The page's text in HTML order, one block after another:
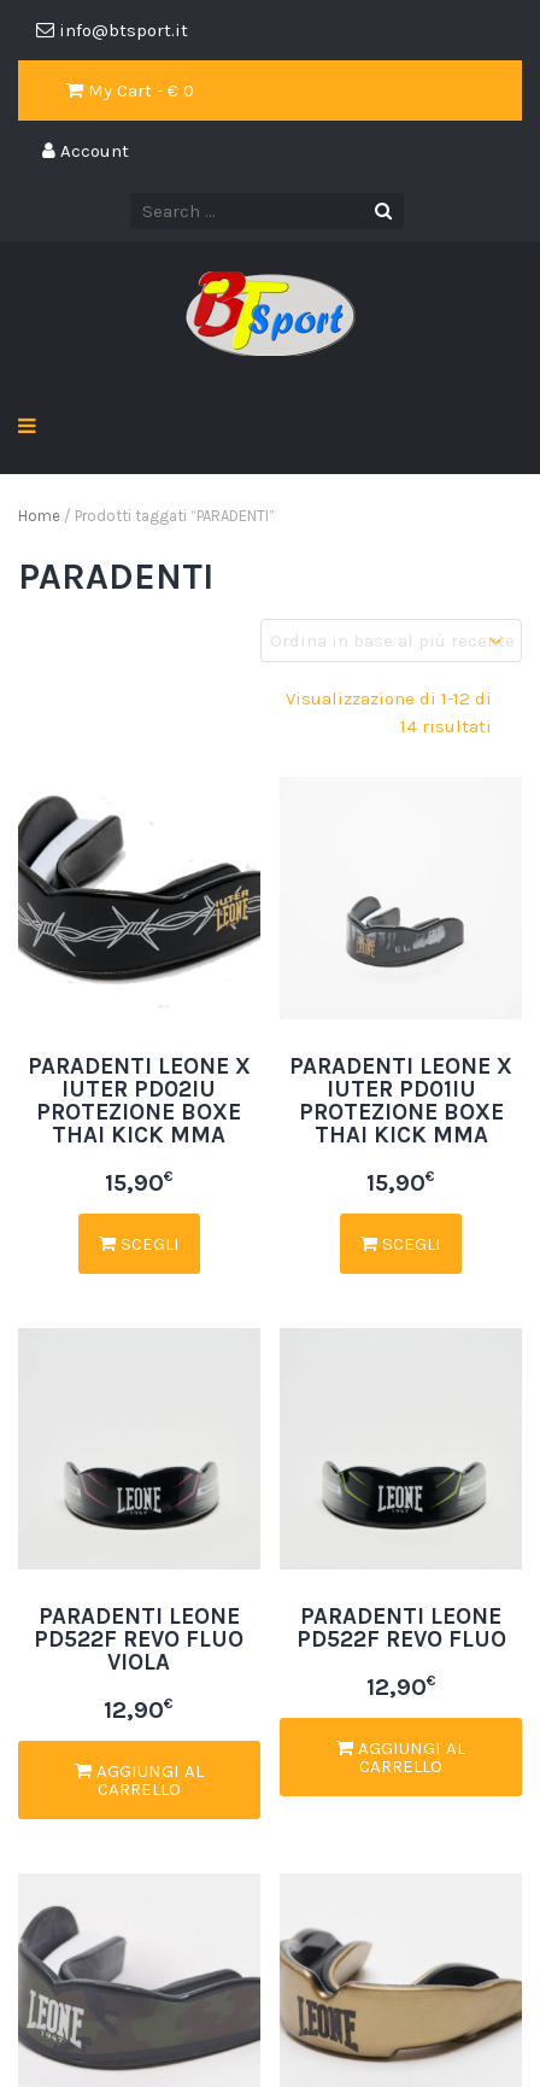
info@btsport.it
My Cart - € 0
Account
Home / Prodotti taggati “PARADENTI”
PARADENTI
Visualizzazione di 1-12 di
14 risultati
PARADENTI LEONE X
IUTER PD02IU
PROTEZIONE BOXE
THAI KICK MMA
15,90€
SCEGLI
PARADENTI LEONE X
IUTER PD01IU
PROTEZIONE BOXE
THAI KICK MMA
15,90€
SCEGLI
PARADENTI LEONE
PD522F REVO FLUO
VIOLA
12,90€
AGGIUNGI AL
CARRELLO
PARADENTI LEONE
PD522F REVO FLUO
12,90€
AGGIUNGI AL
CARRELLO